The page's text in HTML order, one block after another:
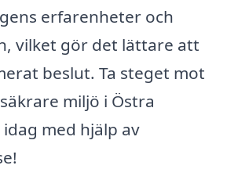
erfarenheter och
vilket gör det lättare att
beslut. Ta steget mot
miljö i Östra
med hjälp av